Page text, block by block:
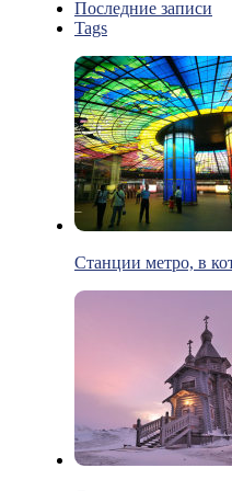
Последние записи
Tags
Станции метро, в